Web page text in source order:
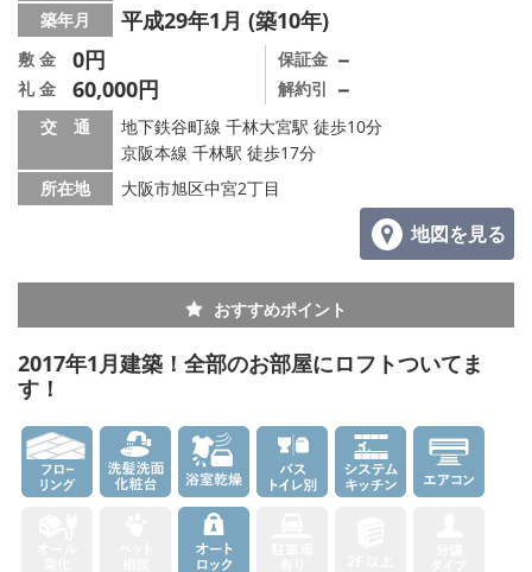
築年月 平成29年1月 (築10年)
敷 金 0円
礼 金 60,000円
保証金 －
解約引 －
交 通
地下鉄谷町線 千林大宮駅 徒歩10分
京阪本線 千林駅 徒歩17分
所在地
大阪市旭区中宮2丁目
地図を見る
おすすめポイント
2017年1月建築！全部のお部屋にロフトついてま
す！